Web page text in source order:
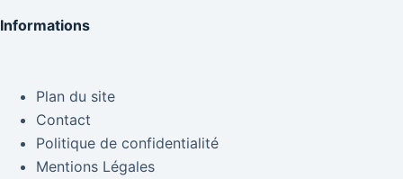
Informations
Plan du site
Contact
Politique de confidentialité
Mentions Légales